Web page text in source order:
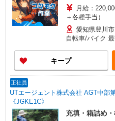
月給：
＋各種手当）
愛知県豊川
自転車/バイク
キープ
正社員
UTエージェント株式会社 AGT中部
《JGKE1C》
充填・箱詰め